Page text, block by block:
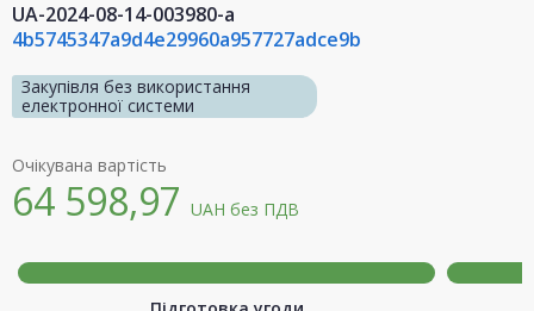
UA-2024-08-14-003980-a
4b5745347a9d4e29960a957727adce9b
Закупівля без використання
електронної системи
Очікувана вартість
64 598,97 UAH без ПДВ